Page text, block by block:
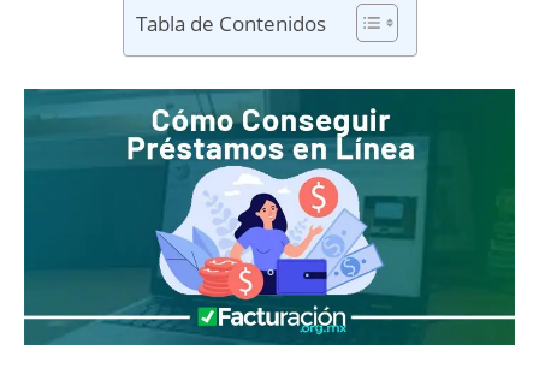
Tabla de Contenidos